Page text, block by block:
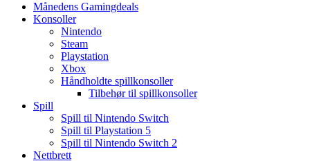
Månedens Gamingdeals
Konsoller
Nintendo
Steam
Playstation
Xbox
Håndholdte spillkonsoller
Tilbehør til spillkonsoller
Spill
Spill til Nintendo Switch
Spill til Playstation 5
Spill til Nintendo Switch 2
Nettbrett